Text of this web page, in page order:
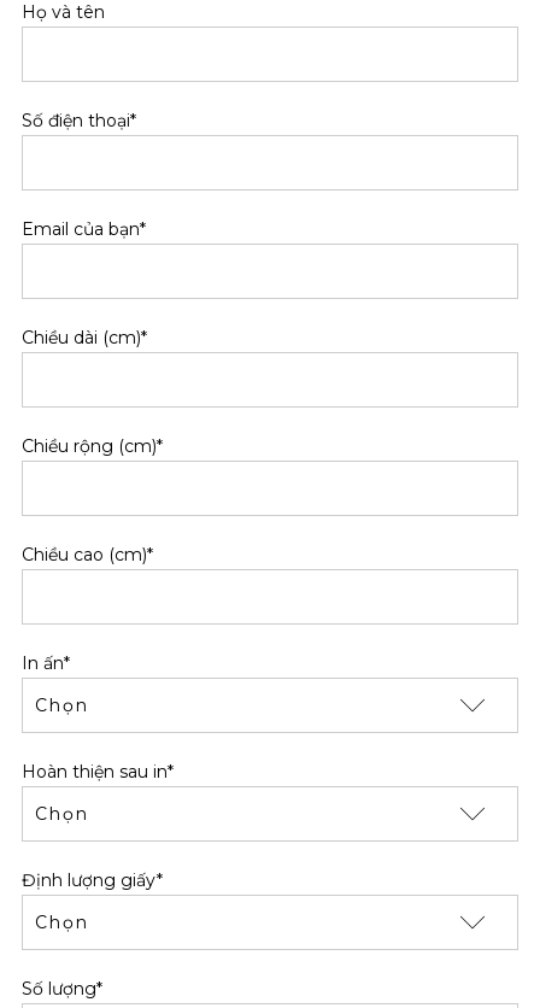
Họ và tên
Số điện thoại*
Email của bạn*
Chiều dài (cm)*
Chiều rộng (cm)*
Chiều cao (cm)*
In ấn*
Hoàn thiện sau in*
Định lượng giấy*
Số lượng*